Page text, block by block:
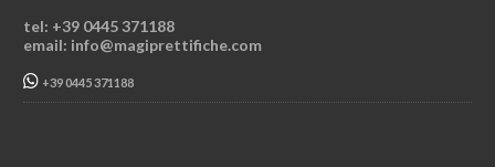
tel: +39 0445 371188
email: info@magiprettifiche.com
+39 0445 371188